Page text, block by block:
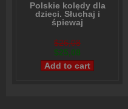
Polskie kolędy dla
dzieci. Słuchaj i
śpiewaj
$26,08
$25,08